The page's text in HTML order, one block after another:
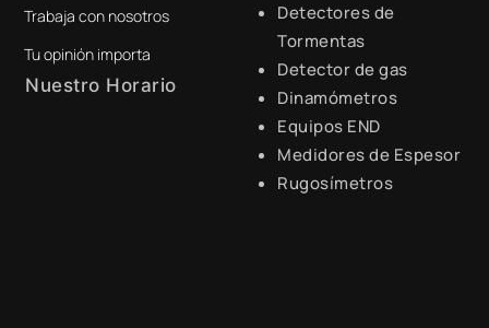
digital@zamtsu.com
Trabaja con nosotros
Tu opinión importa
Nuestro Horario
Detectores de
Tormentas
Detector de gas
Dinamómetros
Equipos END
Medidores de Espesor
Rugosímetros